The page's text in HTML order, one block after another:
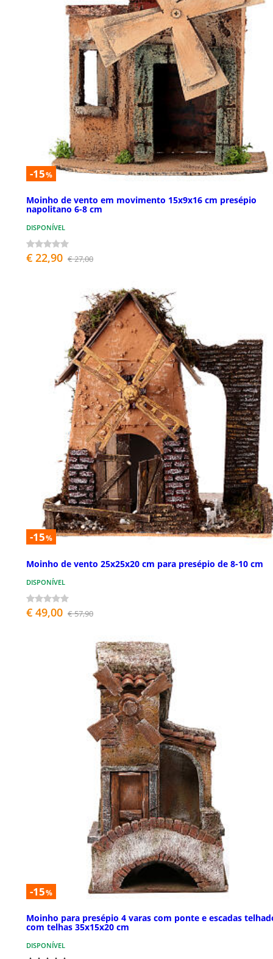
-15%
Moinho de vento em movimento 15x9x16 cm presépio
napolitano 6-8 cm
DISPONÍVEL
€ 22,90 € 27,00
-15%
Moinho de vento 25x25x20 cm para presépio de 8-10 cm
DISPONÍVEL
€ 49,00 € 57,90
-15%
Moinho para presépio 4 varas com ponte e escadas
com telhas 35x15x20 cm
DISPONÍVEL